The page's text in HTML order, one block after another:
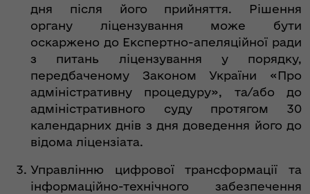
дня після його прийняття. Рішення
органу ліцензування може бути
оскаржено до Експертно-апеляційної ради
з питань ліцензування у порядку,
передбаченому Законом України «Про
адміністративну процедуру», та/або до
адміністративного суду протягом 30
календарних днів з дня доведення його до
відома ліцензіата.
Управлінню цифрової трансформації та
інформаційно-технічного забезпечення